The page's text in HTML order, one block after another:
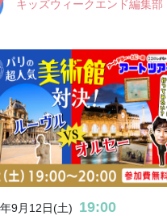
キッズウィークエンド編集部
9月12日(土) 19:00